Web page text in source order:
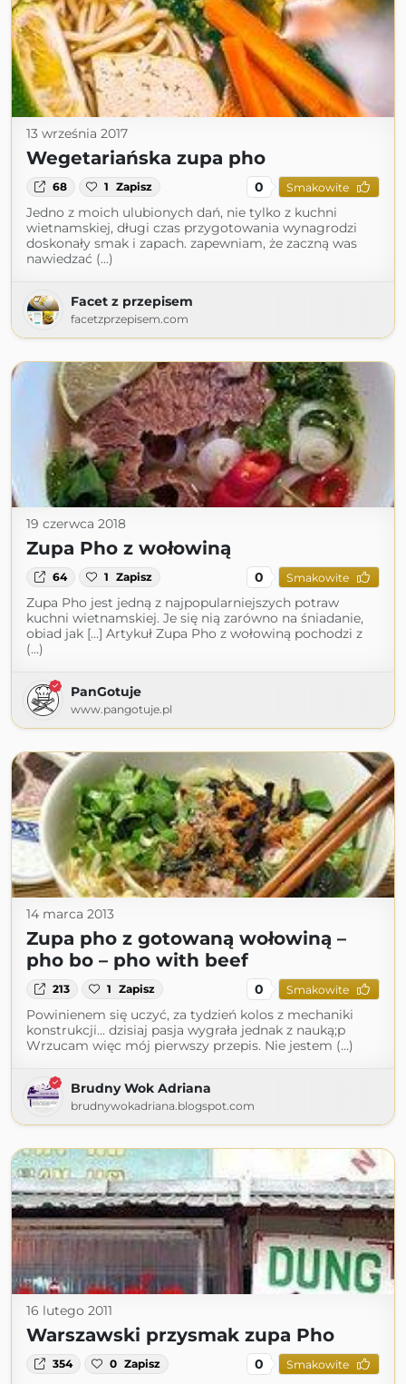
13 września 2017
Wegetariańska zupa pho
68 1 Zapisz 0 Smakowite
Jedno z moich ulubionych dań, nie tylko z kuchni
wietnamskiej, długi czas przygotowania wynagrodzi
doskonały smak i zapach. zapewniam, że zaczną was
nawiedzać (...)
Facet z przepisem
facetzprzepisem.com
19 czerwca 2018
Zupa Pho z wołowiną
64 1 Zapisz 0 Smakowite
Zupa Pho jest jedną z najpopularniejszych potraw
kuchni wietnamskiej. Je się nią zarówno na śniadanie,
obiad jak […] Artykuł Zupa Pho z wołowiną pochodzi z
(...)
PanGotuje
www.pangotuje.pl
14 marca 2013
Zupa pho z gotowaną wołowiną –
pho bo – pho with beef
213 1 Zapisz 0 Smakowite
Powinienem się uczyć, za tydzień kolos z mechaniki
konstrukcji... dzisiaj pasja wygrała jednak z nauką;p
Wrzucam więc mój pierwszy przepis. Nie jestem (...)
Brudny Wok Adriana
brudnywokadriana.blogspot.com
16 lutego 2011
Warszawski przysmak zupa Pho
354 0 Zapisz 0 Smakowite